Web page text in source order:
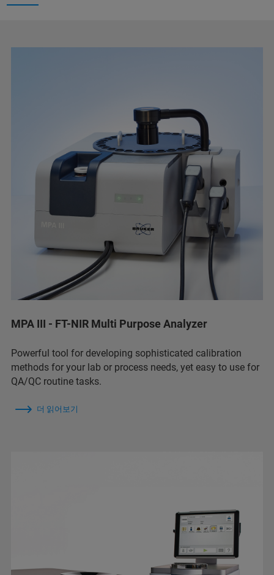
MPA III - FT-NIR Multi Purpose Analyzer
Powerful tool for developing sophisticated calibration
methods for your lab or process needs, yet easy to use for
QA/QC routine tasks.
더 읽어보기